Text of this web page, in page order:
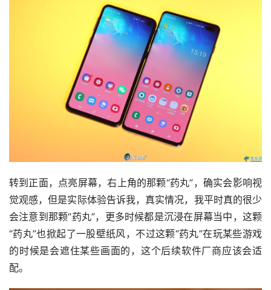
转到正面，点亮屏幕，右上角的那颗“药丸”，确实会影响视
觉观感，但是实际体验告诉我，真实情况，我平时真的很少
会注意到那颗“药丸”，更多时候都是沉浸在屏幕当中，这颗
“药丸”也掀起了一股壁纸风，不过这颗“药丸”在玩某些游戏
的时候是会遮住某些画面的，这个后续软件厂商应该会适
配。